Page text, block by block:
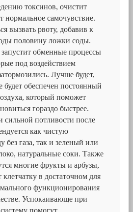
токсинов, очистит
нормальное самочувствие.
вызвать рвоту, добавив к
половину ложки соды.
обменные процессы
под воздействием
Лучше будет,
обеспечен постоянный
который поможет
гораздо быстрее.
потливости после
как чистую
без газа, так и зеленый или
натуральные соки. Также
многие фрукты и арбузы,
в достаточном для
функционирования
Успокаивающе при
помогут